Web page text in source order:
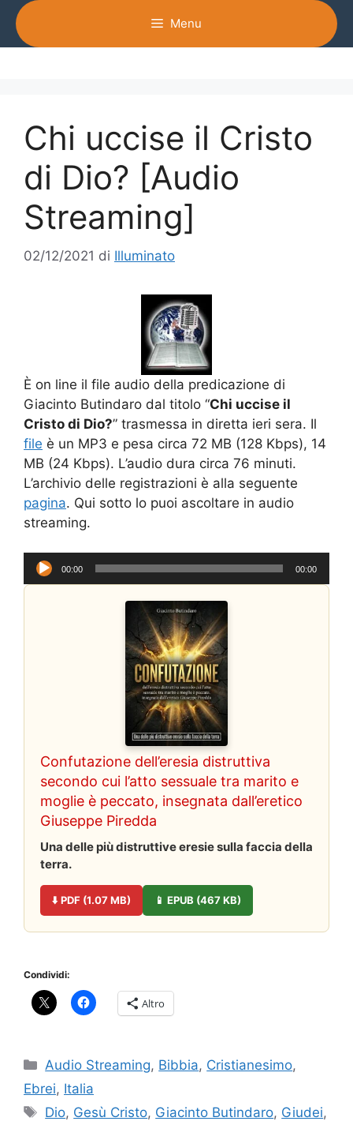
Vai
contenuto
Menu
Chi uccise il Cristo
di Dio? [Audio
Streaming]
02/12/2021 di Illuminato
È on line il file audio della predicazione di
Giacinto Butindaro dal titolo “Chi uccise il
Cristo di Dio?” trasmessa in diretta ieri sera. Il
file è un MP3 e pesa circa 72 MB (128 Kbps), 14
MB (24 Kbps). L’audio dura circa 76 minuti.
L’archivio delle registrazioni è alla seguente
pagina. Qui sotto lo puoi ascoltare in audio
streaming.
Audio
Player
00:00 00:00
Confutazione dell’eresia distruttiva
secondo cui l’atto sessuale tra marito e
moglie è peccato, insegnata dall’eretico
Giuseppe Piredda
Una delle più distruttive eresie sulla faccia della
terra.
⬇️ PDF (1.07 MB) 📱 EPUB (467 KB)
Condividi:
Altro
Categorie
Audio Streaming, Bibbia, Cristianesimo,
Ebrei, Italia
Tag
Dio, Gesù Cristo, Giacinto Butindaro, Giudei,